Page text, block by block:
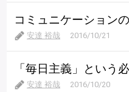
コミュニケーション
安達 裕哉 2016/10/21
「毎日主義」という
安達 裕哉 2016/10/20